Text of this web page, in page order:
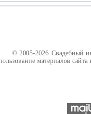
© 2005-2026 Свадебный
материалов